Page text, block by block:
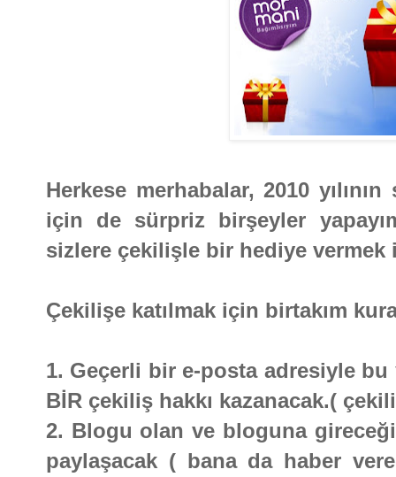
Herkese merhabalar, 2010
için de sürpriz birşeyler
sizlere çekilişle bir hediye vermek
Çekilişe katılmak için birtakım
1. Geçerli bir e-posta adresiyle bu
BİR çekiliş hakkı kazanacak.(
2. Blogu olan ve bloguna
paylaşacak ( bana da haber